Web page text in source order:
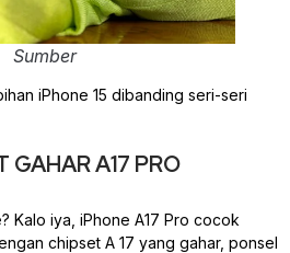
Sumber
iPhone 15 dibanding seri-seri
GAHAR A17 PRO
Kalo iya, iPhone A17 Pro cocok
chipset A 17 yang gahar, ponsel